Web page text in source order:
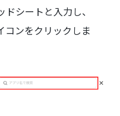
シートと入力し、
コンをクリックしま